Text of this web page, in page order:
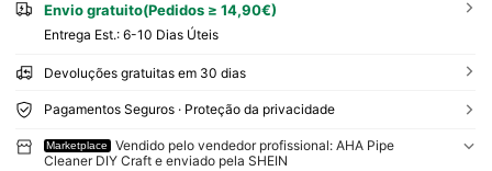
Envio gratuito(Pedidos ≥ 14,90€)
Entrega Est.: 6-10 Dias Úteis
Devoluções gratuitas em 30 dias
Pagamentos Seguros · Proteção da privacidade
Marketplace
Vendido pelo vendedor profissional: AHA Pipe
Cleaner DIY Craft e enviado pela SHEIN